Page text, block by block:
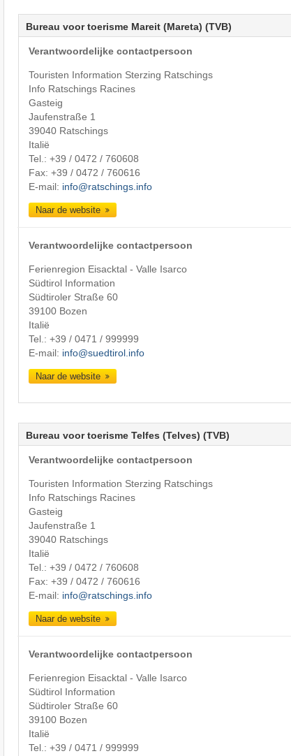
Bureau voor toerisme Mareit (Mareta) (TVB)
Verantwoordelijke contactpersoon
Touristen Information Sterzing Ratschings
Info Ratschings Racines
Gasteig
Jaufenstraße 1
39040 Ratschings
Italië
Tel.: +39 / 0472 / 760608
Fax: +39 / 0472 / 760616
E-mail: info@ratschings.info
Naar de website
Verantwoordelijke contactpersoon
Ferienregion Eisacktal - Valle Isarco
Südtirol Information
Südtiroler Straße 60
39100 Bozen
Italië
Tel.: +39 / 0471 / 999999
E-mail: info@suedtirol.info
Naar de website
Bureau voor toerisme Telfes (Telves) (TVB)
Verantwoordelijke contactpersoon
Touristen Information Sterzing Ratschings
Info Ratschings Racines
Gasteig
Jaufenstraße 1
39040 Ratschings
Italië
Tel.: +39 / 0472 / 760608
Fax: +39 / 0472 / 760616
E-mail: info@ratschings.info
Naar de website
Verantwoordelijke contactpersoon
Ferienregion Eisacktal - Valle Isarco
Südtirol Information
Südtiroler Straße 60
39100 Bozen
Italië
Tel.: +39 / 0471 / 999999